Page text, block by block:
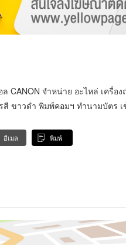
CANON จำหน่าย อะไหล่ เครื่อ
สี ขาวดำ พิมพ์คอมฯ ทำนามบัตร
อีเมล พิมพ์